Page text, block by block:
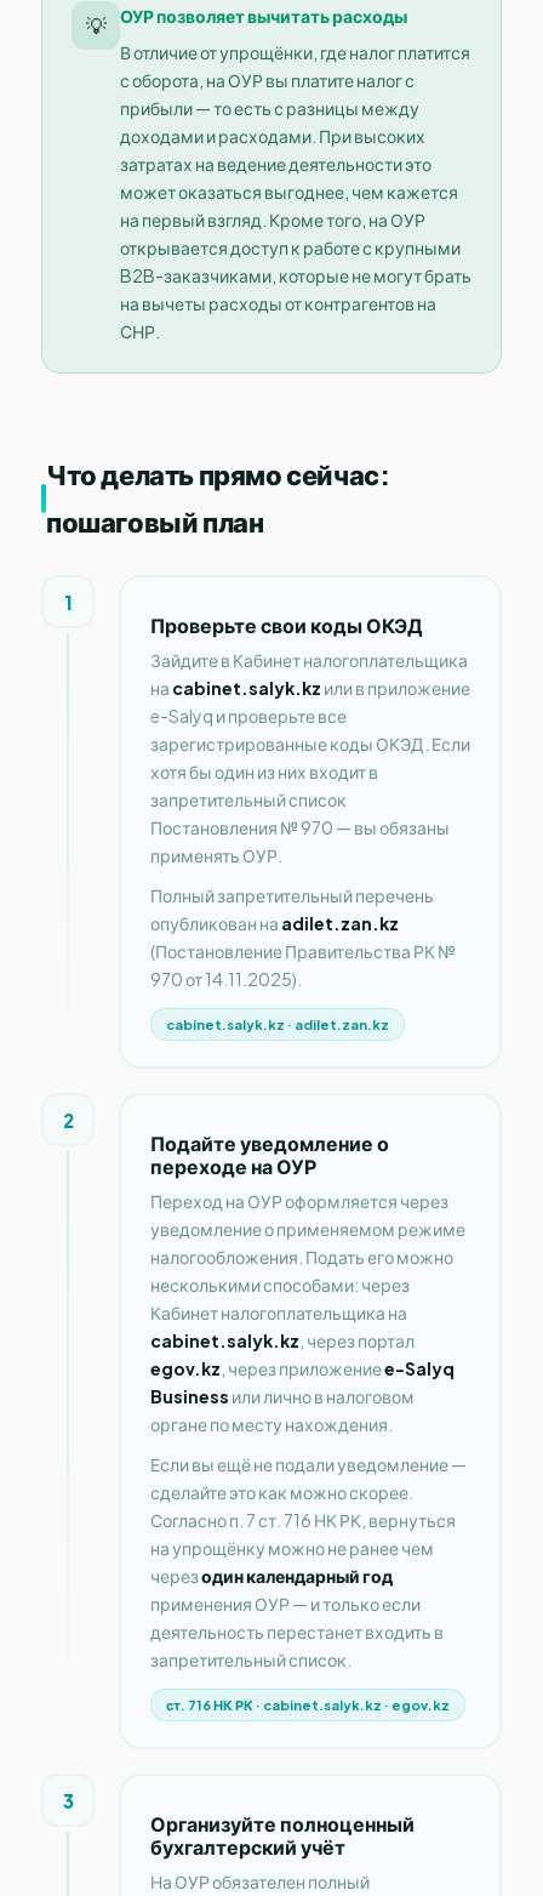
💡
ОУР позволяет вычитать расходы
В отличие от упрощёнки, где налог платится
с оборота, на ОУР вы платите налог с
прибыли — то есть с разницы между
доходами и расходами. При высоких
затратах на ведение деятельности это
может оказаться выгоднее, чем кажется
на первый взгляд. Кроме того, на ОУР
открывается доступ к работе с крупными
B2B-заказчиками, которые не могут брать
на вычеты расходы от контрагентов на
СНР.
Что делать прямо сейчас:
пошаговый план
1
Проверьте свои коды ОКЭД
Зайдите в Кабинет налогоплательщика
на cabinet.salyk.kz или в приложение
e-Salyq и проверьте все
зарегистрированные коды ОКЭД. Если
хотя бы один из них входит в
запретительный список
Постановления № 970 — вы обязаны
применять ОУР.
Полный запретительный перечень
опубликован на adilet.zan.kz
(Постановление Правительства РК №
970 от 14.11.2025).
cabinet.salyk.kz · adilet.zan.kz
2
Подайте уведомление о
переходе на ОУР
Переход на ОУР оформляется через
уведомление о применяемом режиме
налогообложения. Подать его можно
несколькими способами: через
Кабинет налогоплательщика на
cabinet.salyk.kz , через портал
egov.kz , через приложениеe-Salyq
Business или лично в налоговом
органе по месту нахождения.
Если вы ещё не подали уведомление —
сделайте это как можно скорее.
Согласно п. 7 ст. 716 НК РК, вернуться
на упрощёнку можно не ранее чем
черезодин календарный год
применения ОУР — и только если
деятельность перестанет входить в
запретительный список.
ст. 716 НК РК · cabinet.salyk.kz · egov.kz
3
Организуйте полноценный
бухгалтерский учёт
На ОУР обязателен полный